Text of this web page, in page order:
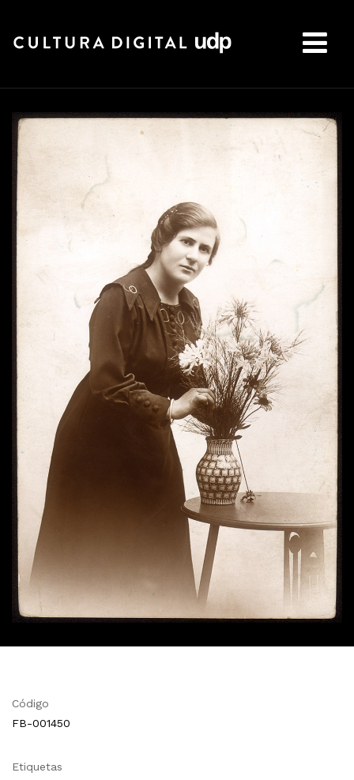
Código
FB-001450
Etiquetas